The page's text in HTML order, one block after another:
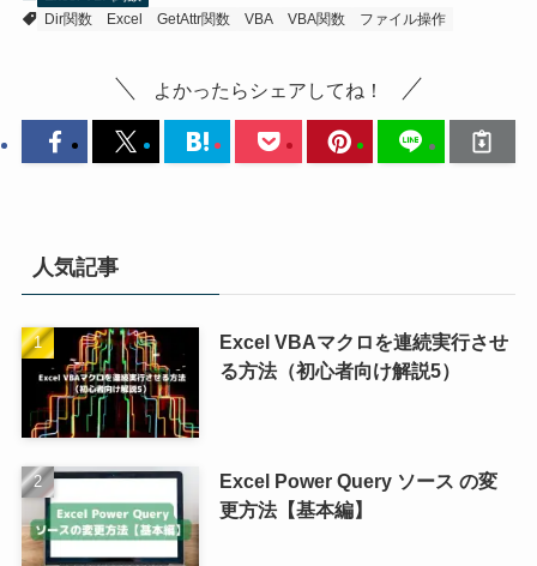
Dir関数
Excel GetAttr関数 VBA VBA関数 ファイル操作
よかったらシェアしてね！
人気記事
Excel VBAマクロを連続実行させ
る方法（初心者向け解説5）
Excel Power Query ソース の変
更方法【基本編】